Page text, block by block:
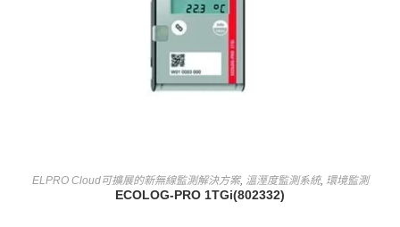
查看內容
ELPRO Cloud可擴展的新無線監測解決方案, 溫溼度監測系統, 環境監測
ECOLOG-PRO 1TGi(802332)